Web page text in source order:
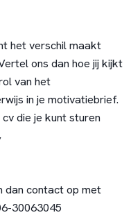
het verschil maakt
ons dan hoe jij kijkt
van het
in je motivatiebrief.
die je kunt sturen
dan contact op met
30063045